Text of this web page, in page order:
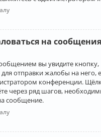
на сообщения
вы увидите кнопку,
отправки жалобы на него,
конференции.
через ряд шагов,
сообщение.